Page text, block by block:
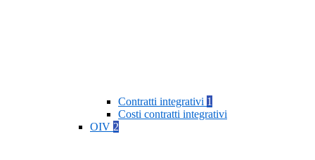
Contratti integrativi 1
Costi contratti integrativi
OIV 2